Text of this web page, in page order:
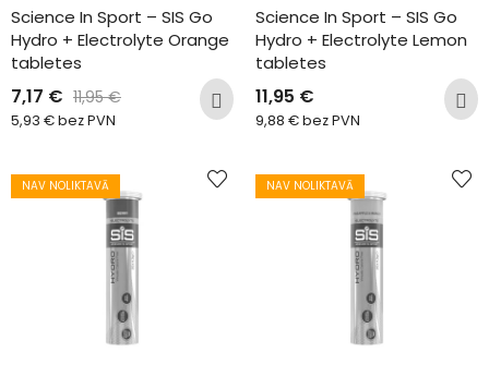
Science In Sport – SIS Go
Hydro + Electrolyte Orange
tabletes
7,17 € 11,95€
5,93 €bez PVN
Science In Sport – SIS Go
Hydro + Electrolyte Lemon
tabletes
11,95 €
9,88 €bez PVN
NAV NOLIKTAVĀ NAV NOLIKTAVĀ